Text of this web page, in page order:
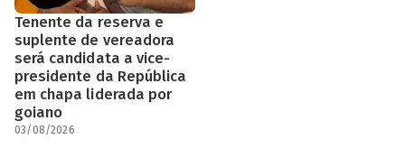
Tenente da reserva e
suplente de vereadora
será candidata a vice-
presidente da República
em chapa liderada por
goiano
03/08/2026